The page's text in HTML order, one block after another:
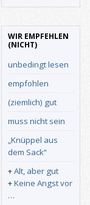
WIR EMPFEHLEN
(NICHT)
unbedingt lesen
empfohlen
(ziemlich) gut
muss nicht sein
„Knüppel aus
dem Sack“
+Alt, aber gut
+Keine Angst vor
…